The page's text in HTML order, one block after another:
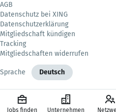
AGB
Datenschutz bei XING
Datenschutzerklärung
Mitgliedschaft kündigen
Tracking
Mitgliedschaften widerrufen
Sprache Deutsch
Jobs finden Unternehmen